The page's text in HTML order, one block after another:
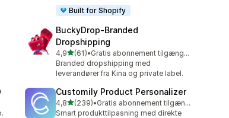
Built for Shopify
BuckyDrop‑Branded
Dropshipping
4,9ud af 5 stjerner
(61)
61 anmeldelser i alt
•
Gratis abonnement tilgængeligt
Branded dropshipping med
leverandører fra Kina og private label.
Customily Product Personalizer
4,8ud af 5 stjerner
(239)
239 anmeldelser i alt
•
Gratis abonnement tilgængeligt
Smart produkttilpasning med direkte